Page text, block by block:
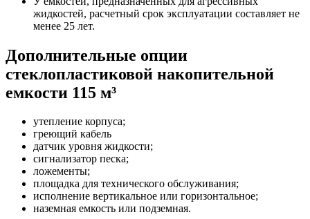
жидкостей, расчетный срок эксплуатации составляет не
менее 25 лет.
Дополнительные опции
стеклопластиковой накопительной
емкости 115 м³
утепление корпуса;
греющий кабель
датчик уровня жидкости;
сигнализатор песка;
ложементы;
площадка для технического обслуживания;
исполнение вертикальное или горизонтальное;
наземная емкость или подземная.